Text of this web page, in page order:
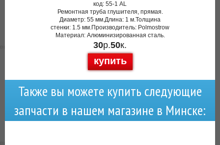
код: 55-1 AL
Ремонтная труба глушителя, прямая.
Диаметр: 55 мм.Длина: 1 м.Толщина
стенки: 1.5 мм.Производитель: Polmostrow
Материал: Алюминизированная сталь.
30р.50к.
купить
Также вы можете купить следующие
запчасти в нашем магазине в Минске: